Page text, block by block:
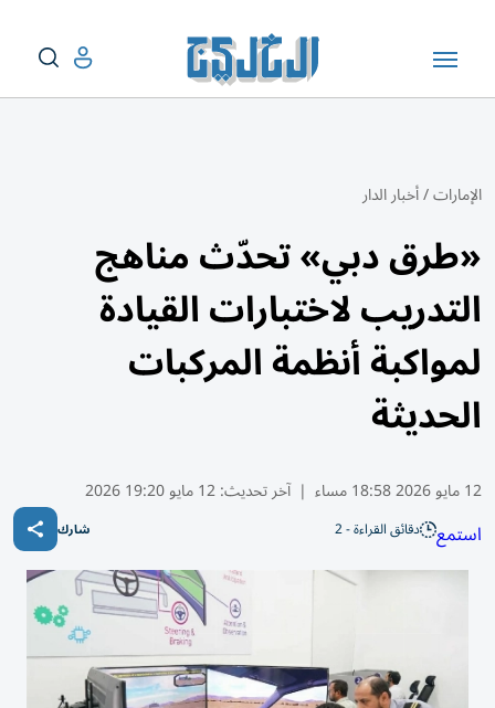
الإمارات/أخبار الدار
«طرق دبي» تحدّث مناهج
التدريب لاختبارات القيادة
لمواكبة أنظمة المركبات
الحديثة
12 مايو 2026 18:58 مساء | آخر تحديث:12 مايو 19:20 2026
استمع دقائق القراءة - 2 شارك